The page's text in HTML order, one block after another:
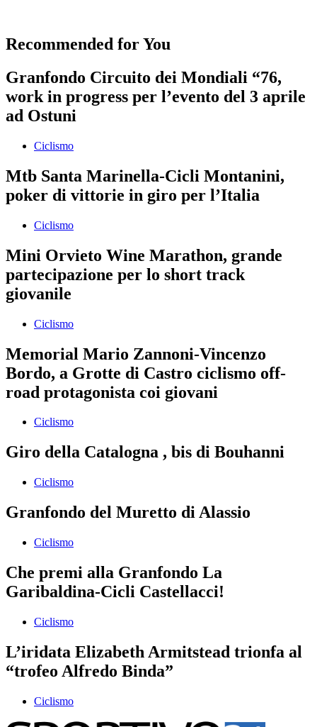
Recommended for You
Granfondo Circuito dei Mondiali “76,
work in progress per l’evento del 3 aprile
ad Ostuni
Ciclismo
Mtb Santa Marinella-Cicli Montanini,
poker di vittorie in giro per l’Italia
Ciclismo
Mini Orvieto Wine Marathon, grande
partecipazione per lo short track
giovanile
Ciclismo
Memorial Mario Zannoni-Vincenzo
Bordo, a Grotte di Castro ciclismo off-
road protagonista coi giovani
Ciclismo
Giro della Catalogna , bis di Bouhanni
Ciclismo
Granfondo del Muretto di Alassio
Ciclismo
Che premi alla Granfondo La
Garibaldina-Cicli Castellacci!
Ciclismo
L’iridata Elizabeth Armitstead trionfa al
“trofeo Alfredo Binda”
Ciclismo